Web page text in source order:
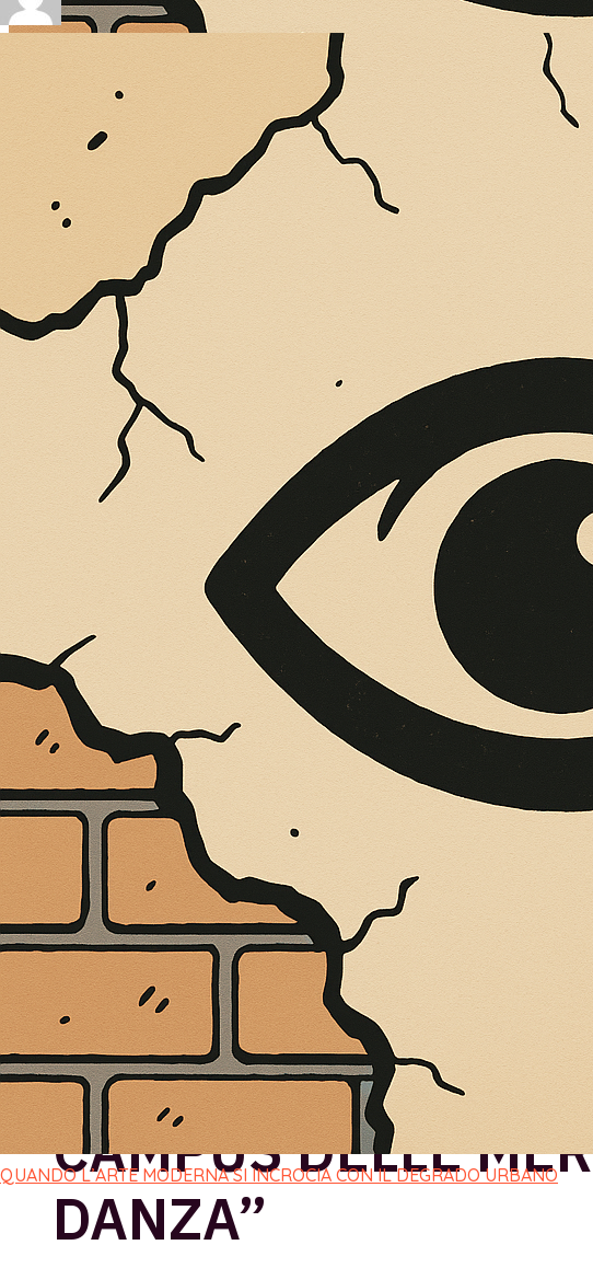
QUANDO L’ARTE MODERNA SI INCROCIA CON IL DEGRADO URBANO
È MORTO MELO FRENI, VIVONO LE OPERE SUE
Antonio Marino 4 Agosto 2026
Cultura e Società
A casa Freni, a pochi passi dal lungomare di Terme
CONTINUA A LEGGERE
Condividi:
Cultura
TEATRO
AL PICCOLO
RASSEGNE:
CAMPUS DELLE
DANZA”